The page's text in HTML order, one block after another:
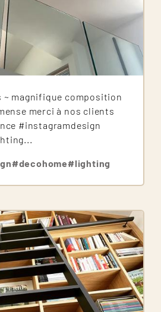
~ magnifique composition
merci à nos clients
#instagramdesign
#decohome#lighting